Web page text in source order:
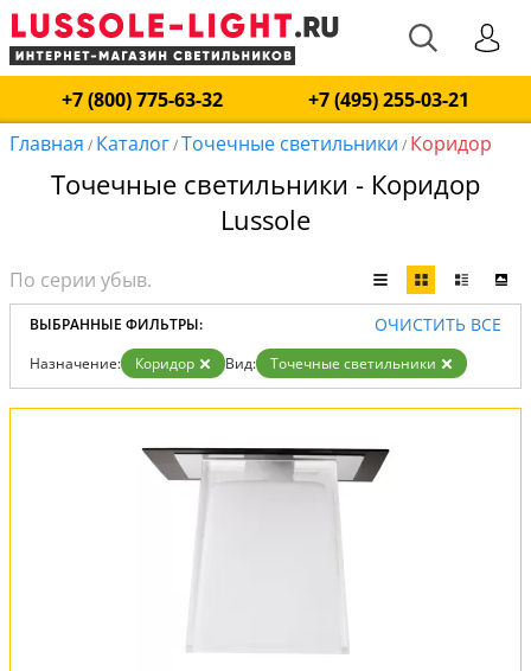
+7 (800) 775-63-32
+7 (495) 255-03-21
Главная / Каталог/Точечные светильники / Коридор
Точечные светильники - Коридор
Lussole
ВЫБРАННЫЕ ФИЛЬТРЫ: ОЧИСТИТЬ ВСЕ
Назначение: Коридор Вид: Точечные светильники